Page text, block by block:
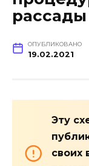
ОПУБЛИКОВАНО
19.02.2021
Эту
своих